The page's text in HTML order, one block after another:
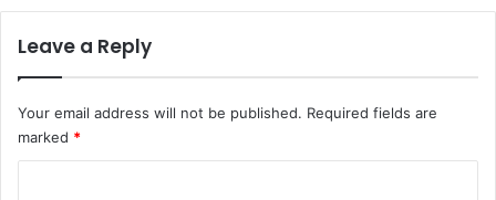
Leave a Reply
Your email address will not be published. Required fields are
marked *